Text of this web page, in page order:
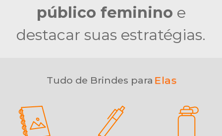
público feminino e
destacar suas estratégias.
Tudo de Brindes paraElas